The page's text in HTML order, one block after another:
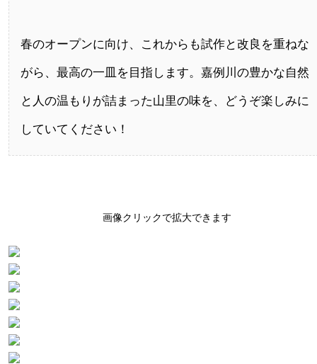
春のオープンに向け、これからも試作と改良を重ねな
がら、最高の一皿を目指します。嘉例川の豊かな自然
と人の温もりが詰まった山里の味を、どうぞ楽しみに
していてください！
画像クリックで拡大できます